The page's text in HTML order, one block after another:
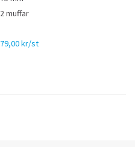
2 muffar
79,00 kr/st